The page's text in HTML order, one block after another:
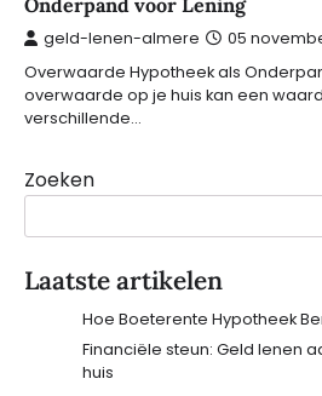
Onderpand voor Lening
geld-lenen-almere 05
Overwaarde Hypotheek als
overwaarde op je huis kan een
verschillende…
Zoeken
Laatste artikelen
Hoe Boeterente Hypotheek
Financiële steun: Geld lenen
huis